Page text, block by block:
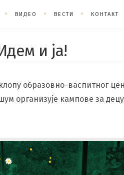
ВИДЕО ВЕСТИ КОНТАКТ
и ја!
образовно-васпитног
организује кампове за